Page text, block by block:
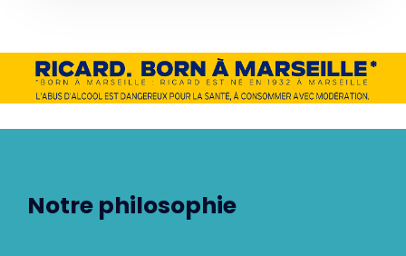
Notre philosophie